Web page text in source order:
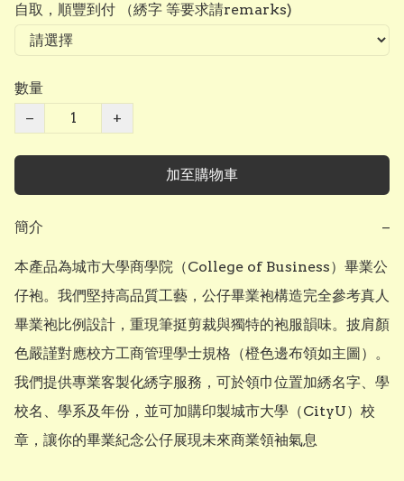
自取，順豐到付 （綉字 等要求請remarks)
數量
−
+
加至購物車
簡介 −
本產品為城市大學商學院（College of Business）畢業公
仔袍。我們堅持高品質工藝，公仔畢業袍構造完全參考真人
畢業袍比例設計，重現筆挺剪裁與獨特的袍服韻味。披肩顏
色嚴謹對應校方工商管理學士規格（橙色邊布領如主圖）。
我們提供專業客製化綉字服務，可於領巾位置加綉名字、學
校名、學系及年份，並可加購印製城市大學（CityU）校
章，讓你的畢業紀念公仔展現未來商業領袖氣息